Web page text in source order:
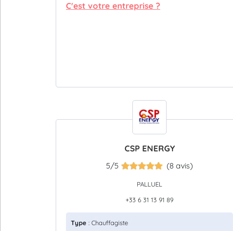
C'est votre entreprise ?
CSP ENERGY
5/5 (8 avis)
PALLUEL
+33 6 31 13 91 89
Type : Chauffagiste